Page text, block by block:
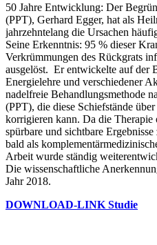
50 Jahre Entwicklung: Der
(PPT), Gerhard Egger, hat als
jahrzehntelang die Ursachen
Seine Erkenntnis: 95 % dieser
Verkrümmungen des Rückgrats
ausgelöst. Er entwickelte auf der
Energielehre und verschiedener
nadelfreie Behandlungsmethode
(PPT), die diese Schiefstände
korrigieren kann. Da die
spürbare und sichtbare
bald als
Arbeit wurde ständig
Die wissenschaftliche
Jahr 2018.
DOWNLOAD-LINK Studie